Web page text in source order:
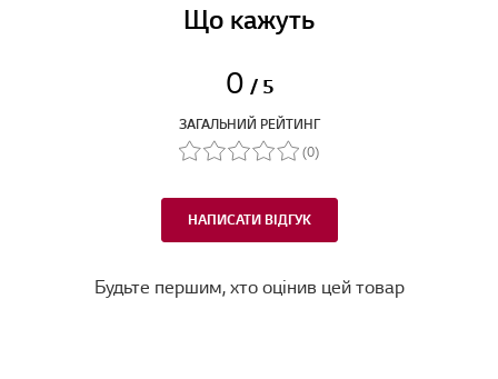
Що кажуть
0 / 5
ЗАГАЛЬНИЙ РЕЙТИНГ
(0)
НАПИСАТИ ВІДГУК
Будьте першим, хто оцінив цей товар